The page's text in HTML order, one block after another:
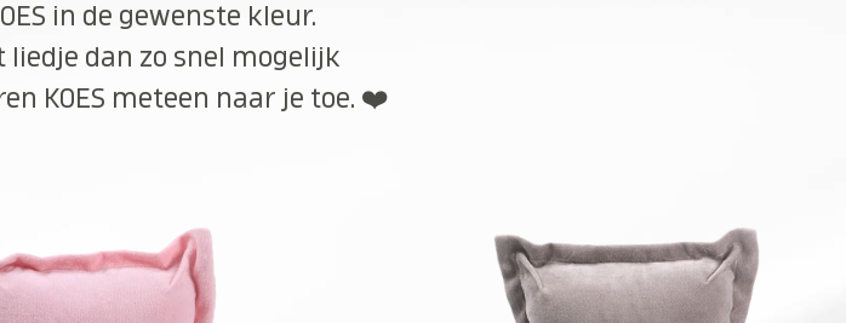
in de gewenste kleur.
liedje dan zo snel mogelijk
KOES meteen naar je toe. ❤️